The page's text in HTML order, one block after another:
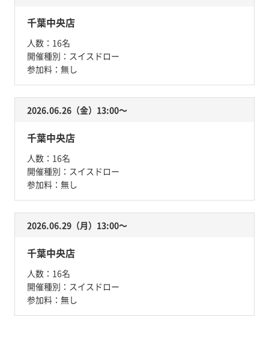
千葉中央店
人数： 16名
開催種別： スイスドロー
参加料： 無し
2026.06.26（金）13:00〜
千葉中央店
人数： 16名
開催種別： スイスドロー
参加料： 無し
2026.06.29（月）13:00〜
千葉中央店
人数： 16名
開催種別： スイスドロー
参加料： 無し